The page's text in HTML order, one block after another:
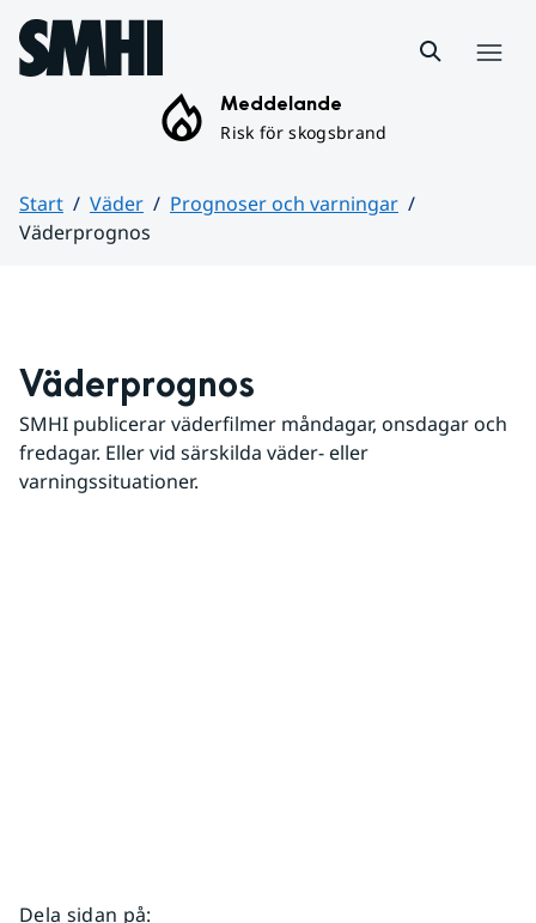
Hoppa till sidans innehåll
Meddelande
Risk för skogsbrand
Start Väder
Prognoser och varningar
Väderprognos
Väderprognos
SMHI publicerar väderfilmer måndagar, onsdagar och
fredagar. Eller vid särskilda väder- eller
varningssituationer.
Dela sidan på: